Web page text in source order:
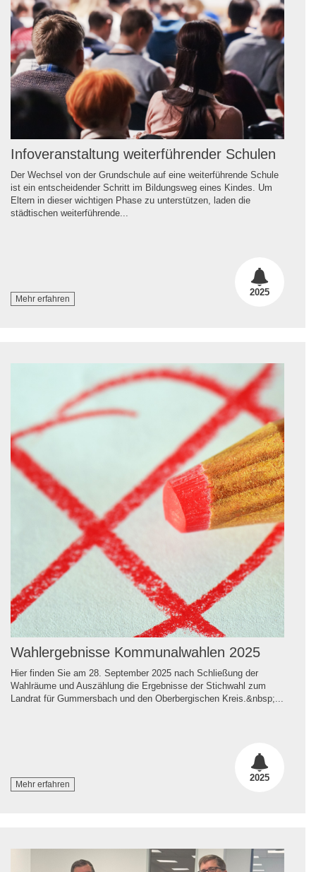
Infoveranstaltung weiterführender Schulen
Der Wechsel von der Grundschule auf eine weiterführende Schule
ist ein entscheidender Schritt im Bildungsweg eines Kindes. Um
Eltern in dieser wichtigen Phase zu unterstützen, laden die
städtischen weiterführende...
Mehr erfahren
2025
Wahlergebnisse Kommunalwahlen 2025
Hier finden Sie am 28. September 2025 nach Schließung der
Wahlräume und Auszählung die Ergebnisse der Stichwahl zum
Landrat für Gummersbach und den Oberbergischen Kreis.&nbsp;...
Mehr erfahren
2025